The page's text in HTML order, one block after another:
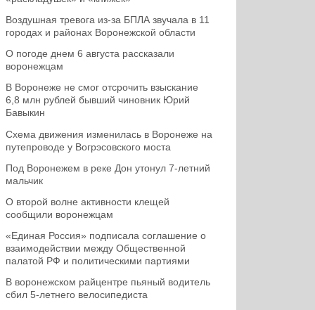
Воздушная тревога из-за БПЛА звучала в 11
городах и районах Воронежской области
О погоде днем 6 августа рассказали
воронежцам
В Воронеже не смог отсрочить взыскание
6,8 млн рублей бывший чиновник Юрий
Бавыкин
Схема движения изменилась в Воронеже на
путепроводе у Вогрэсовского моста
Под Воронежем в реке Дон утонул 7-летний
мальчик
О второй волне активности клещей
сообщили воронежцам
«Единая Россия» подписала соглашение о
взаимодействии между Общественной
палатой РФ и политическими партиями
В воронежском райцентре пьяный водитель
сбил 5-летнего велосипедиста